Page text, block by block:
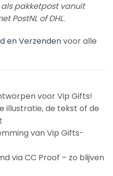
pakketpost vanuit
PostNL of DHL.
en Verzendenvoor alle
voor Vip Gifts!
illustratie, de tekst of de
van Vip Gifts-
via CC Proof – zo blijven